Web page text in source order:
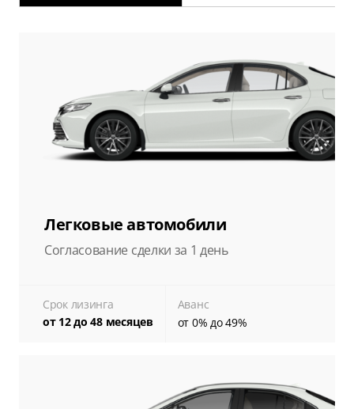
Легковые автомобили
Согласование сделки за 1 день
Срок лизинга
от 12 до 48 месяцев
Аванс
от 0% до 49%